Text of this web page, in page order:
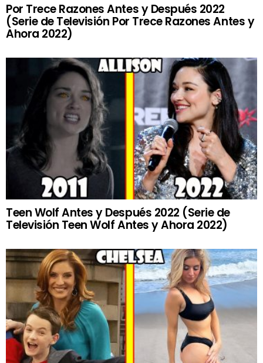
Por Trece Razones Antes y Después 2022
(Serie de Televisión Por Trece Razones Antes y
Ahora 2022)
Teen Wolf Antes y Después 2022 (Serie de
Televisión Teen Wolf Antes y Ahora 2022)